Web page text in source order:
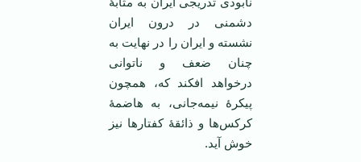
دشمنی در درون ایران
نشسته و ایران را در نهایت به
چنان ضعف و ناتوانی
درخواهد افکند که، همچون
پیکرۀ نیمه‌جانی، به هاضمۀ
کرکس‌ها و ذائقۀ کفتارها نیز
خوش آید.